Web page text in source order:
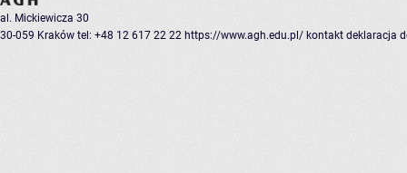
al. Mickiewicza 30
30-059 Kraków tel: +48 12 617 22 22 https://www.agh.edu.pl/ kontakt deklaracja